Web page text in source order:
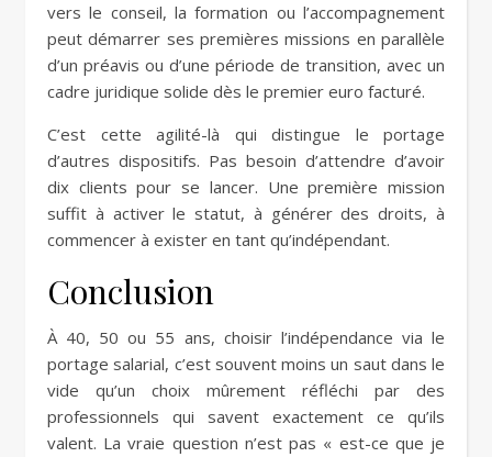
vers le conseil, la formation ou l’accompagnement
peut démarrer ses premières missions en parallèle
d’un préavis ou d’une période de transition, avec un
cadre juridique solide dès le premier euro facturé.
C’est cette agilité-là qui distingue le portage
d’autres dispositifs. Pas besoin d’attendre d’avoir
dix clients pour se lancer. Une première mission
suffit à activer le statut, à générer des droits, à
commencer à exister en tant qu’indépendant.
Conclusion
À 40, 50 ou 55 ans, choisir l’indépendance via le
portage salarial, c’est souvent moins un saut dans le
vide qu’un choix mûrement réfléchi par des
professionnels qui savent exactement ce qu’ils
valent. La vraie question n’est pas « est-ce que je